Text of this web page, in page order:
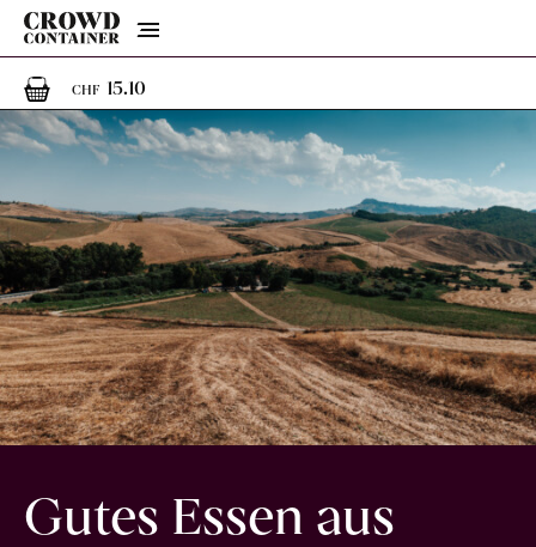
Menu
CHF 15.101 Artikel im Warenkorb
Gutes Essen aus